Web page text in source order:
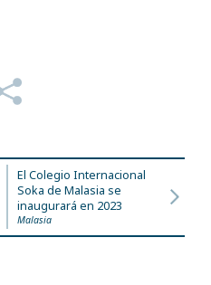
El Colegio Internacional
Soka de Malasia se
inaugurará en 2023
Malasia